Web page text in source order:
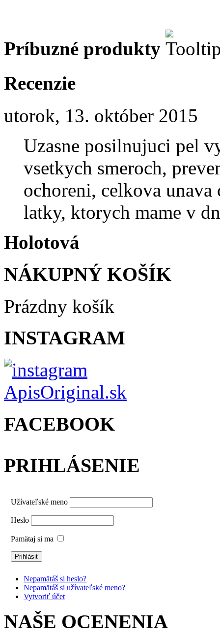
Príbuzné produkty
Recenzie
utorok, 13. október 2015
Uzasne posilnujuci pel
vsetkych smeroch,
ochoreni, celkova
latky, ktorych mame v
Holotová
NÁKUPNÝ KOŠÍK
Prázdny košík
INSTAGRAM
FACEBOOK
PRIHLÁSENIE
Užívateľské meno
Heslo
Pamätaj si ma
Nepamätáš si heslo?
Nepamätáš si užívateľské meno?
Vytvoriť účet
NAŠE OCENENIA